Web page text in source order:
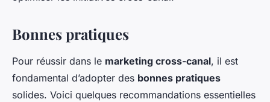
Bonnes pratiques
Pour réussir dans le marketing cross-canal, il est
fondamental d’adopter des bonnes pratiques
solides. Voici quelques recommandations essentielles